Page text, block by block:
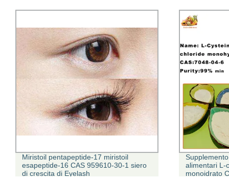
Miristoil pentapeptide-17 miristoil
esapeptide-16 CAS 959610-30-1 siero
di crescita di Eyelash
alimentari L-
monoidrato